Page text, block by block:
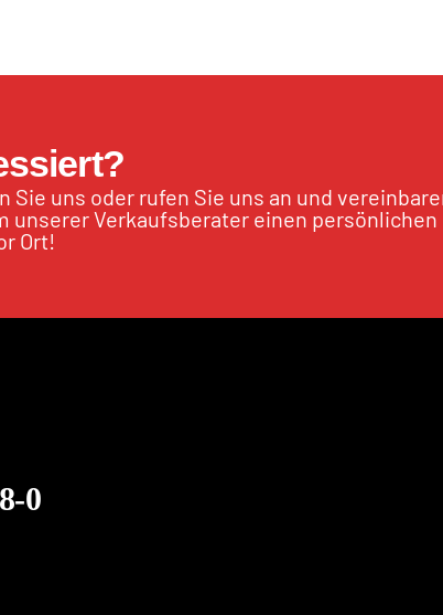
Sie uns oder rufen Sie uns an und
unserer Verkaufsberater einen persönlichen
Ort!
0